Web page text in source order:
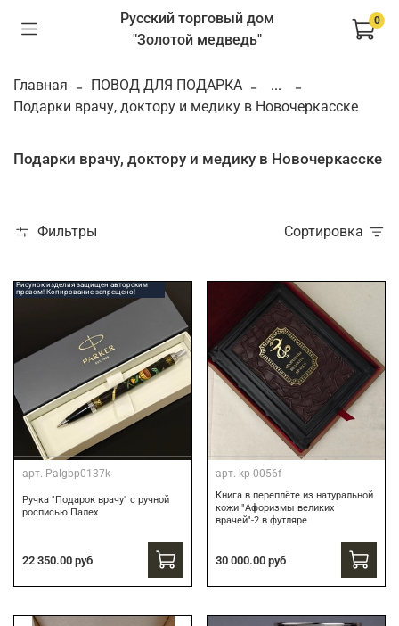
Русский торговый дом
"Золотой медведь"
0
Главная ПОВОД ДЛЯ ПОДАРКА
...
Подарки врачу, доктору и медику в Новочеркасске
Подарки врачу, доктору и медику в Новочеркасске
Фильтры Сортировка
Рисунок изделия защищен авторским
правом! Копирование запрещено!
арт. Palgbp0137k
Ручка "Подарок врачу" с ручной
росписью Палех
22 350.00 руб
арт. kp-0056f
Книга в переплёте из натуральной
кожи "Афоризмы великих
врачей"-2 в футляре
30 000.00 руб